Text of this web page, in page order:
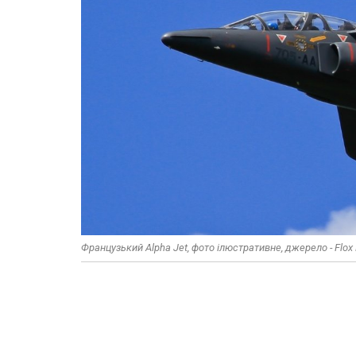
Французький Alpha Jet, фото ілюстративне, джерело - Flox